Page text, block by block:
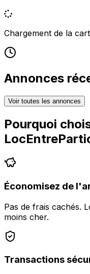
Chargement de la
Annonces
Voir toutes les annonces
Pourquoi
Économisez de
Pas de frais cachés.
moins cher.
Transactions